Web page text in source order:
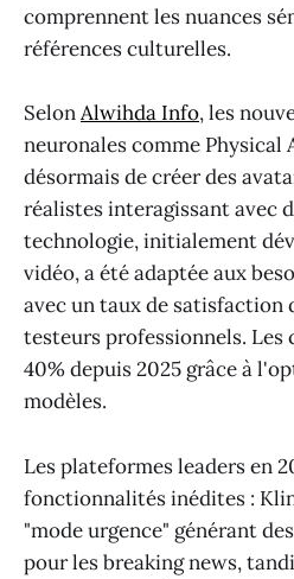
comprennent les nuances
références culturelles.
SelonAlwihda Info, les
neuronales comme Physical
désormais de créer des
réalistes interagissant avec
technologie, initialement
vidéo, a été adaptée aux
avec un taux de satisfaction
testeurs professionnels. Les
40% depuis 2025 grâce à
modèles.
Les plateformes leaders en
fonctionnalités inédites :
"mode urgence" générant
pour les breaking news,